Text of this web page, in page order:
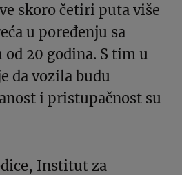
skoro četiri puta više
u poređenju sa
20 godina. S tim u
da vozila budu
i pristupačnost su
Institut za